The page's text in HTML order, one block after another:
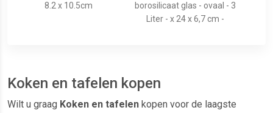
8.2 x 10.5cm
borosilicaat glas - ovaal - 3
Liter - x 24 x 6,7 cm -
Koken en tafelen kopen
Wilt u graag Koken en tafelen kopen voor de laagste